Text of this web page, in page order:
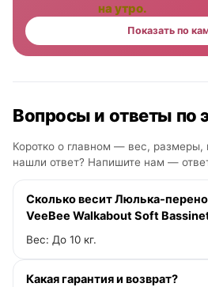
на утро.
Показать по
Вопросы и ответы по
Коротко о главном — вес, размеры,
нашли ответ? Напишите нам —
Сколько весит Люлька-
VeeBee Walkabout Soft
Вес: До 10 кг.
Какая гарантия и возврат?